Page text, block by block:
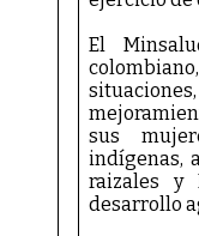
El
sus
indígenas,
raizales y
desarrollo